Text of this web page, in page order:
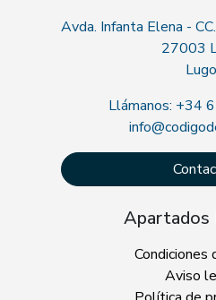
Avda. Infanta Elena -
27003
Lugo
Llámanos: +34
Apartados
Condiciones
Aviso